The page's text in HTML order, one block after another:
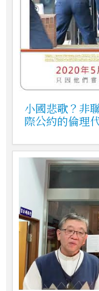
小國悲歌？非
際公約的倫理